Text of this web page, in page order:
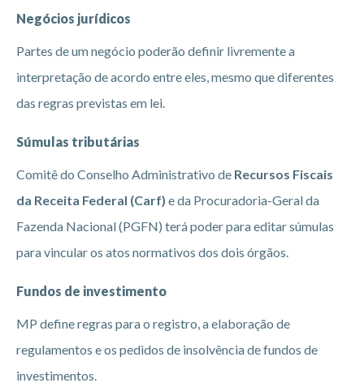
Negócios jurídicos
Partes de um negócio poderão definir livremente a
interpretação de acordo entre eles, mesmo que diferentes
das regras previstas em lei.
Súmulas tributárias
Comitê do Conselho Administrativo de Recursos Fiscais
da Receita Federal (Carf) e da Procuradoria-Geral da
Fazenda Nacional (PGFN) terá poder para editar súmulas
para vincular os atos normativos dos dois órgãos.
Fundos de investimento
MP define regras para o registro, a elaboração de
regulamentos e os pedidos de insolvência de fundos de
investimentos.